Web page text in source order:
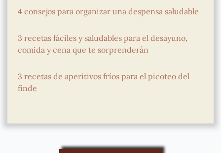
4 consejos para organizar una despensa saludable
3 recetas fáciles y saludables para el desayuno,
comida y cena que te sorprenderán
3 recetas de aperitivos fríos para el picoteo del
finde